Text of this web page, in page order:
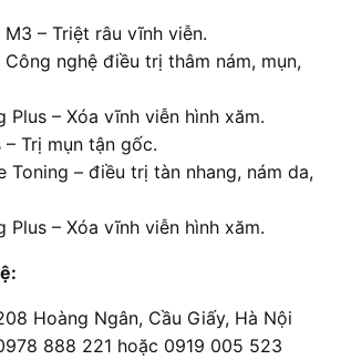
M3 – Triệt râu vĩnh viễn.
Công nghệ điều trị thâm nám, mụn,
Plus – Xóa vĩnh viễn hình xăm.
– Trị mụn tận gốc.
Toning – điều trị tàn nhang, nám da,
Plus – Xóa vĩnh viễn hình xăm.
Hoàng Ngân, Cầu Giấy, Hà Nội
888 221 hoặc 0919 005 523